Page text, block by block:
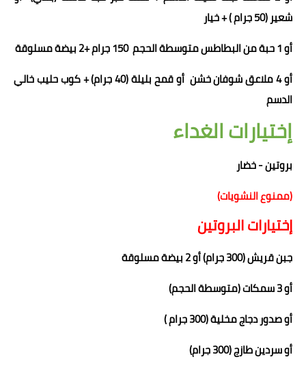
شعير(50 جرام
) + خيار
أو 1 حبة منالبطاطس متوسطة الحجم 150 جرام + 2بيضة مسلوقة
أو 4 ملاعق شوفان خشن
أو قمح بليلة (40 جرام)
+ كوب حليب خالي
الدسم
إختيارات الغداء
بروتين - خضار
(ممنوع النشويات)
إختيارات البروتين
جبن قريش (300 جرام) أو 2 بيضة مسلوقة
أو 3 سمكات (متوسطة الحجم)
أوصدور دجاج مخلية (300 جرام )
أو سردين طازج (300 جرام)